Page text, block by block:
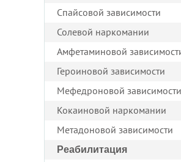
Спайсовой зависимости
Солевой наркомании
Амфетаминовой
Героиновой зависимости
Мефедроновой зависимости
Кокаиновой наркомании
Метадоновой зависимости
Реабилитация